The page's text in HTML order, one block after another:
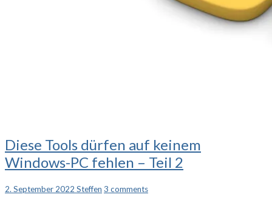
Diese
Tools
dürfen
keinem
Diese Tools dürfen auf keinem
Windows-PC fehlen – Teil 2
2. September 2022 Steffen Comments
3 comments